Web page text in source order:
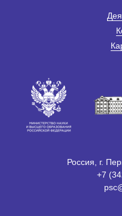
Россия, г.
+7